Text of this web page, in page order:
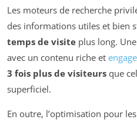
Les moteurs de recherche
des informations utiles et bien
temps de visite plus long.
avec un contenu riche et
3 fois plus de visiteurs que
superficiel.
En outre, l’optimisation pour